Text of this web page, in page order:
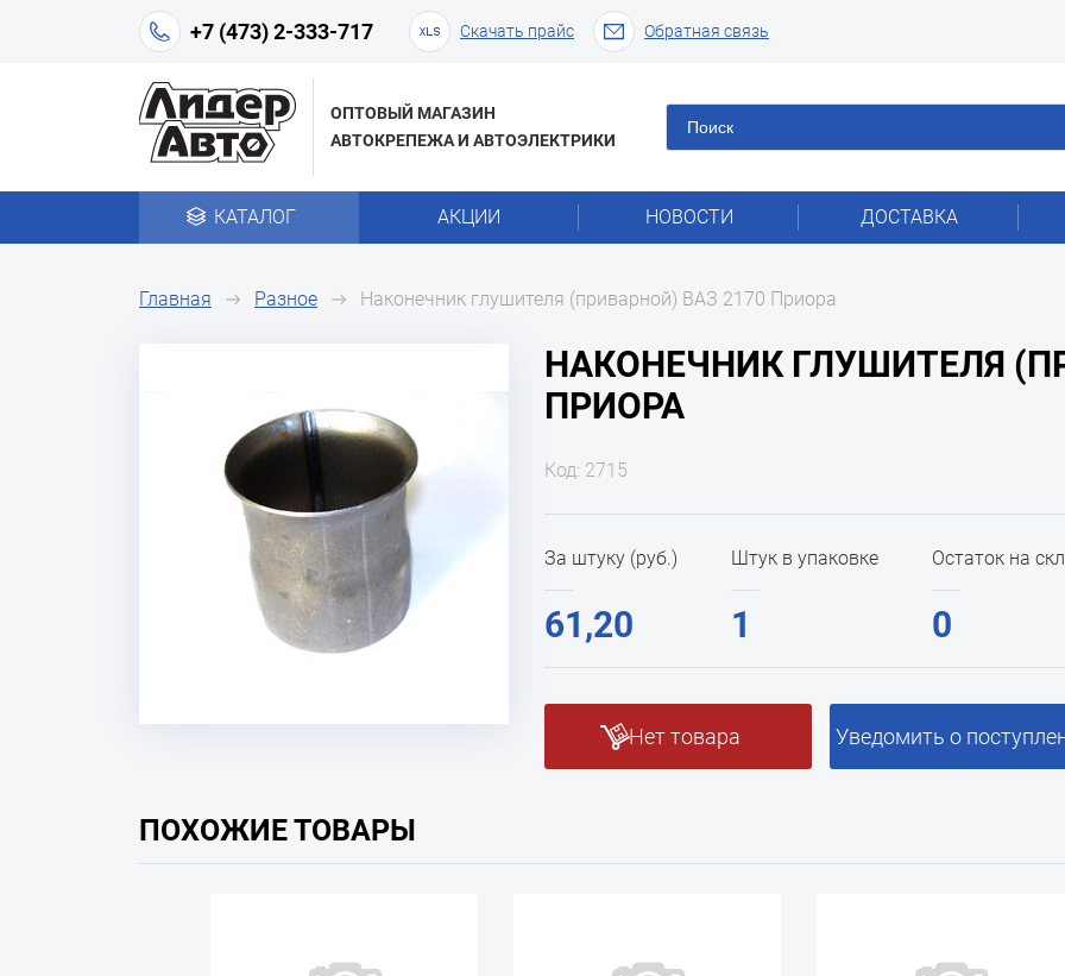
+7 (473) 2-333-717 Скачать прайс Обратная связь
ОПТОВЫЙ МАГАЗИН
АВТОКРЕПЕЖА И АВТОЭЛЕКТРИКИ
КАТАЛОГ АКЦИИ НОВОСТИ ДОСТАВКА
Главная Разное Наконечник глушителя (приварной) ВАЗ 2170 Приора
НАКОНЕЧНИК ГЛУШИТЕЛЯ
ПРИОРА
Код: 2715
За штуку (руб.)
61,20
Штук в упаковке
1
Остаток на
0
Нет товара Уведомить о
ПОХОЖИЕ ТОВАРЫ